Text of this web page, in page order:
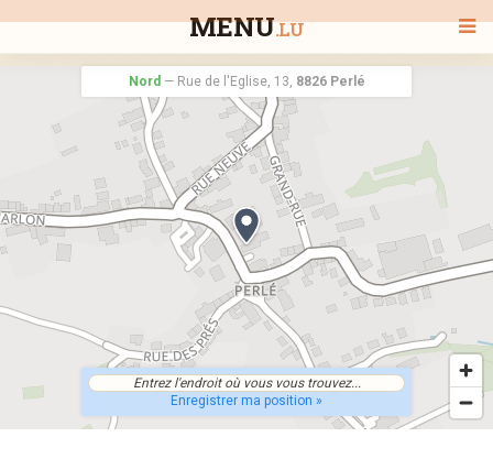
MENU.LU
BIENVENUE
TOUS LES RESTAURANTS
RECHERCHER UN RESTAURANT
Nord —Rue de l'Eglise, 13, 8826 Perlé
Enregistrer ma position »